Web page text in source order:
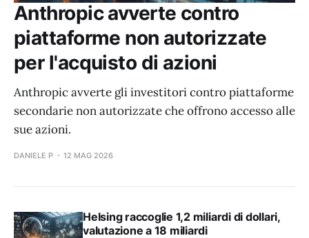
Anthropic avverte contro
piattaforme non autorizzate
per l'acquisto di azioni
Anthropic avverte gli investitori contro piattaforme
secondarie non autorizzate che offrono accesso alle
sue azioni.
DANIELE P 12 MAG 2026
Helsing raccoglie 1,2 miliardi di dollari,
valutazione a 18 miliardi